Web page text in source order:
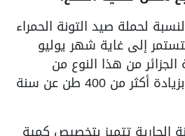
لحملة صيد التونة الحمراء
إلى غاية شهر يوليو
من هذا النوع من
الأسماك 2465.28 طن بزيادة أكثر من 400 طن عن سنة